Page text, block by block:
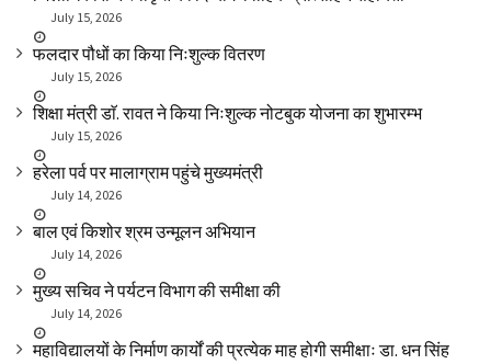
July 15, 2026
फलदार पौधों का किया निःशुल्क वितरण
July 15, 2026
शिक्षा मंत्री डाॅ. रावत ने किया निःशुल्क नोटबुक योजना का शुभारम्भ
July 15, 2026
हरेला पर्व पर मालाग्राम पहुंचे मुख्यमंत्री
July 14, 2026
बाल एवं किशोर श्रम उन्मूलन अभियान
July 14, 2026
मुख्य सचिव ने पर्यटन विभाग की समीक्षा की
July 14, 2026
महाविद्यालयों के निर्माण कार्यों की प्रत्येक माह होगी समीक्षाः डा. धन सिंह